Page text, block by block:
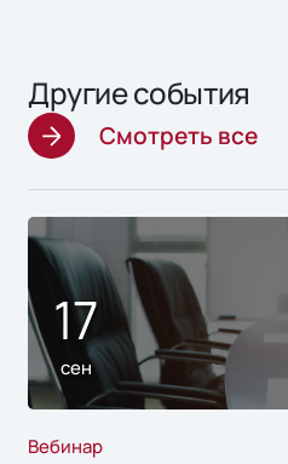
Другие события
Смотреть все
17
сен
Вебинар